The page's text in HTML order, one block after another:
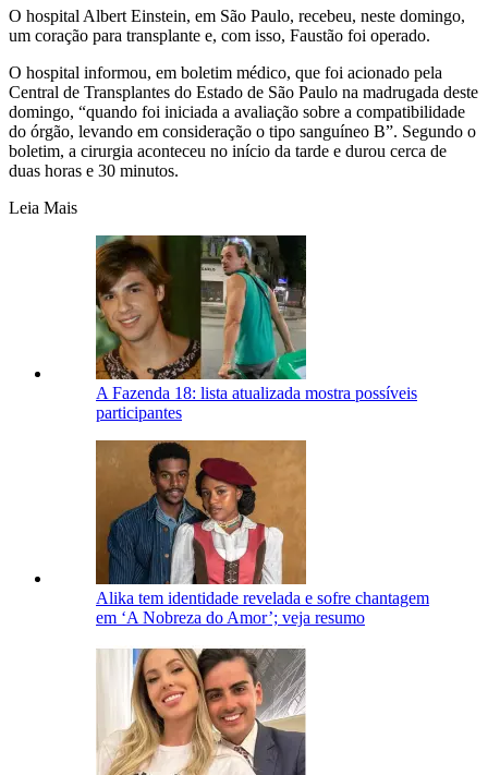
O hospital Albert Einstein, em São Paulo, recebeu, neste domingo,
um coração para transplante e, com isso, Faustão foi operado.
O hospital informou, em boletim médico, que foi acionado pela
Central de Transplantes do Estado de São Paulo na madrugada deste
domingo, “quando foi iniciada a avaliação sobre a compatibilidade
do órgão, levando em consideração o tipo sanguíneo B”. Segundo o
boletim, a cirurgia aconteceu no início da tarde e durou cerca de
duas horas e 30 minutos.
Leia Mais
A Fazenda 18: lista atualizada mostra possíveis
participantes
Alika tem identidade revelada e sofre chantagem
em ‘A Nobreza do Amor’; veja resumo